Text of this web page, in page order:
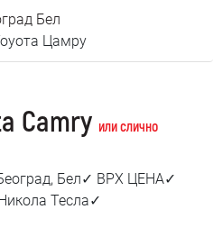
Бел
Цамрy
Camry или слично
Бел✓ ВРХ ЦЕНА✓
Тесла✓